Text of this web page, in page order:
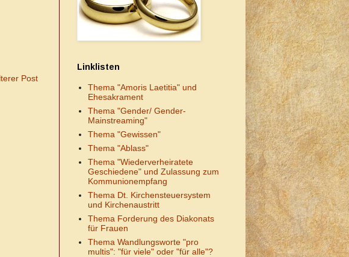
Post
Linklisten
Thema "Amoris Laetitia" und
Ehesakrament
Thema "Gender/ Gender-
Mainstreaming"
Thema "Gewissen"
Thema "Ablass"
Thema "Wiederverheiratete
Geschiedene" und Zulassung zum
Kommunionempfang
Thema Dt. Kirchensteuersystem
und Kirchenaustritt
Thema Forderung des Diakonats
für Frauen
Thema Wandlungsworte "pro
multis": "für viele" oder "für alle"?